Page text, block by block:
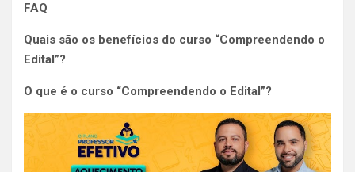
FAQ
Quais são os benefícios do curso “Compreendendo o
Edital”?
O que é o curso “Compreendendo o Edital”?